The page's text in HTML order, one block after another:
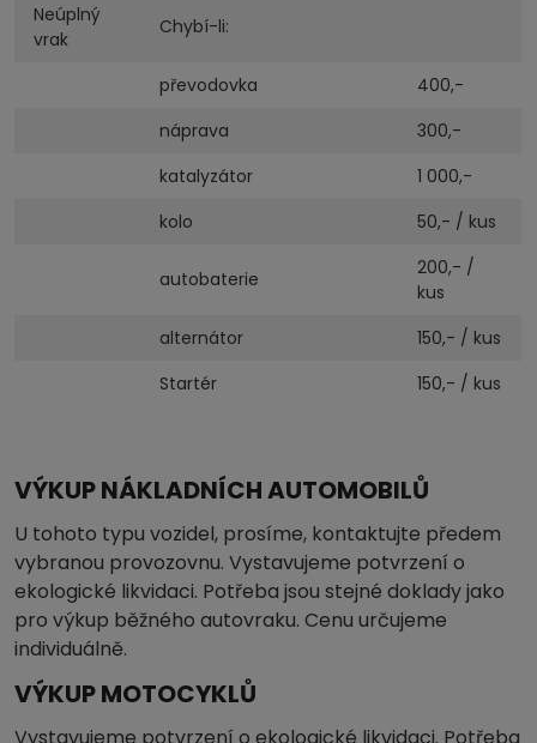
Neúplný
vrak
Chybí-li:
převodovka
400,-
náprava
300,-
katalyzátor
1 000,-
kolo
50,- / kus
autobaterie
200,- /
kus
alternátor
150,- / kus
Startér
150,- / kus
VÝKUP NÁKLADNÍCH AUTOMOBILŮ
U tohoto typu vozidel, prosíme, kontaktujte předem
vybranou provozovnu. Vystavujeme potvrzení o
ekologické likvidaci. Potřeba jsou stejné doklady jako
pro výkup běžného autovraku. Cenu určujeme
individuálně.
VÝKUP MOTOCYKLŮ
Vystavujeme potvrzení o ekologické likvidaci. Potřeba